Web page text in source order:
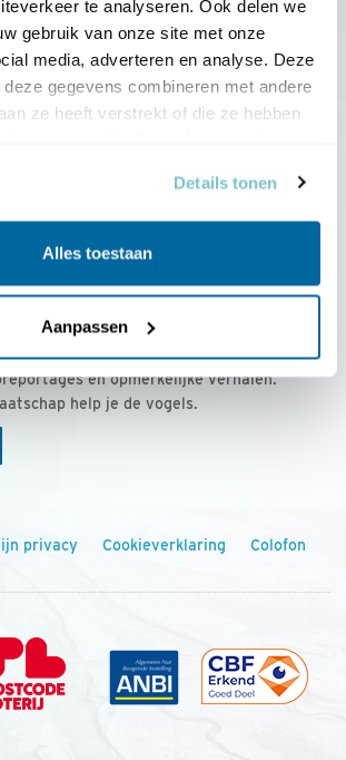
te analyseren. Ook delen we
gebruik van onze site met onze
media, adverteren en analyse. Deze
gegevens combineren met andere
ze heeft verstrekt of die ze hebben
Details tonen
Alles toestaan
Aanpassen
x Vogels voor € 36,00 per jaar
voor onze leden, met
en opmerkelijke verhalen.
help je de vogels.
privacy Cookieverklaring Colofon